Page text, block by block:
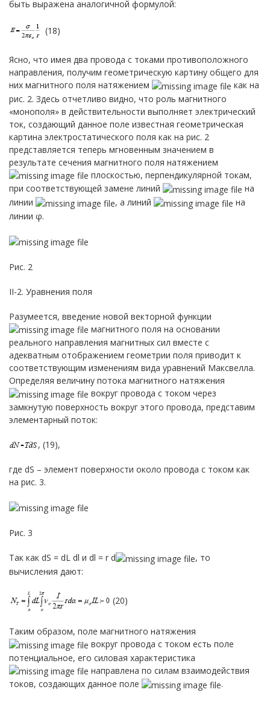
быть выражена аналогичной формулой:
(18)
Ясно, что имея два провода с токами противоположного
направления, получим геометрическую картину общего для
них магнитного поля натяжением
как на
рис. 2. Здесь отчетливо видно, что роль магнитного
«монополя» в действительности выполняет электрический
ток, создающий данное поле известная геометрическая
картина электростатического поля как на рис. 2
представляется теперь мгновенным значением в
результате сечения магнитного поля натяжением
плоскостью, перпендикулярной токам,
при соответствующей замене линий
на
линии
, а линий
на
линии φ.
Рис. 2
II-2. Уравнения поля
Разумеется, введение новой векторной функции
магнитного поля на основании
реального направления магнитных сил вместе с
адекватным отображением геометрии поля приводит к
соответствующим изменениям вида уравнений Максвелла.
Определяя величину потока магнитного натяжения
вокруг провода с током через
замкнутую поверхность вокруг этого провода, представим
элементарный поток:
, (19),
где dS – элемент поверхности около провода с током как
на рис. 3.
Рис. 3
Так как dS = dL dl и dl = r d
, то
вычисления дают:
(20)
Таким образом, поле магнитного натяжения
вокруг провода с током есть поле
потенциальное, его силовая характеристика
направлена по силам взаимодействия
токов, создающих данное поле
.